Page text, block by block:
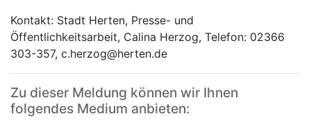
Kontakt: Stadt Herten, Presse- und
Öffentlichkeitsarbeit, Calina Herzog, Telefon: 02366
303-357, c.herzog@herten.de
Zu dieser Meldung können wir Ihnen
folgendes Medium anbieten: